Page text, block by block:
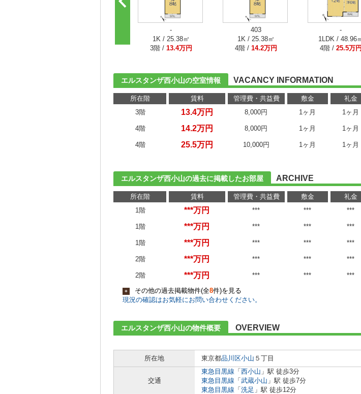
-
1K / 25.38㎡
3階 / 13.4万円
403
1K / 25.38㎡
4階 / 14.2万円
-
1LDK / 48.96
4階 / 25.5万円
エルスタンザ西小山の空室情報 VACANCY INFORMATION
所在階 賃料 管理費・共益費 敷金 礼金
3階
13.4万円 8,000円 1ヶ月 1ヶ月
4階 14.2万円 8,000円 1ヶ月 1ヶ月
4階 25.5万円 10,000円 1ヶ月 1ヶ月
エルスタンザ西小山の過去に掲載したお部屋 ARCHIVE
所在階 賃料 管理費・共益費 敷金 礼金
1階
***万円 *** *** ***
1階 ***万円 *** *** ***
1階 ***万円 *** *** ***
2階 ***万円 *** *** ***
2階 ***万円 *** *** ***
+ その他の過去掲載物件(全8件)を見る
現況の確認はお気軽にお問い合わせください。
エルスタンザ西小山の物件概要 OVERVIEW
所在地
東京都品川区小山 ５丁目
交通
東急目黒線 「 西小山 」駅 徒歩3分
東急目黒線 「 武蔵小山 」駅 徒歩7分
東急目黒線 「 洗足 」駅 徒歩12分